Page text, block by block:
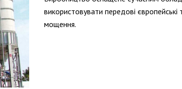
використовувати передові
мощення.